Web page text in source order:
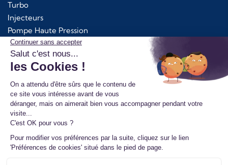
Turbo
Injecteurs
Pompe Haute Pression
Pompe à Huile
Module d'alimentation AdBlue
Kit Chra Turbo
Additifs Bardahl